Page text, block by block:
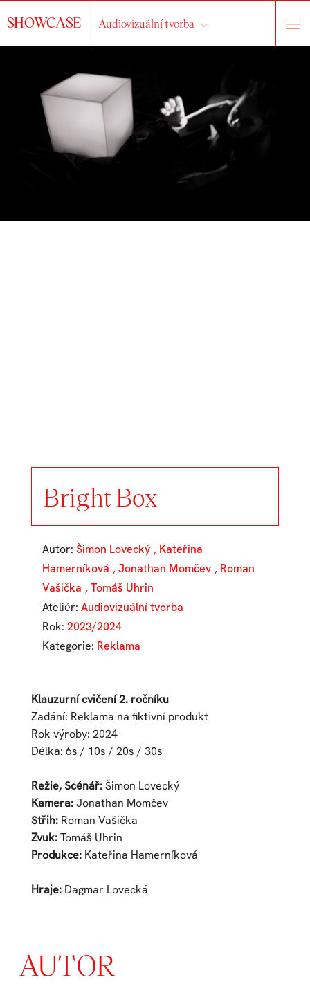
SHOWCASE Audiovizuální tvorba
Bright Box
Autor: Šimon Lovecký , Kateřina
Hamerníková ,Jonathan Momčev , Roman
Vašička ,Tomáš Uhrin
Ateliér: Audiovizuální tvorba
Rok: 2023/2024
Kategorie: Reklama
Klauzurní cvičení 2. ročníku
Zadání: Reklama na fiktivní produkt
Rok výroby: 2024
Délka: 6s / 10s / 20s / 30s
Režie, Scénář:Šimon Lovecký
Kamera:Jonathan Momčev
Střih:Roman Vašička
Zvuk:Tomáš Uhrin
Produkce:Kateřina Hamerníková
Hraje:Dagmar Lovecká
AUTOR